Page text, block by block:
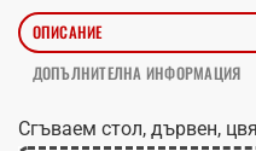
ОПИСАНИЕ
ДОПЪЛНИТЕЛНА ИНФОРМАЦИЯ
Сгъваем стол, дървен,